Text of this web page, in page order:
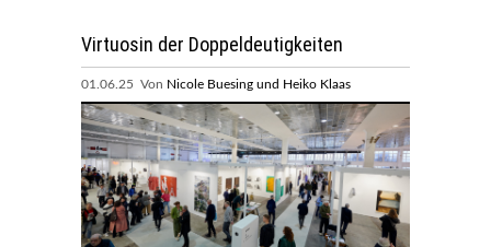
Virtuosin der Doppeldeutigkeiten
01.06.25 Von Nicole Buesing und Heiko Klaas